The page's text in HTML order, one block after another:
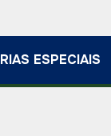
ESPECIAIS